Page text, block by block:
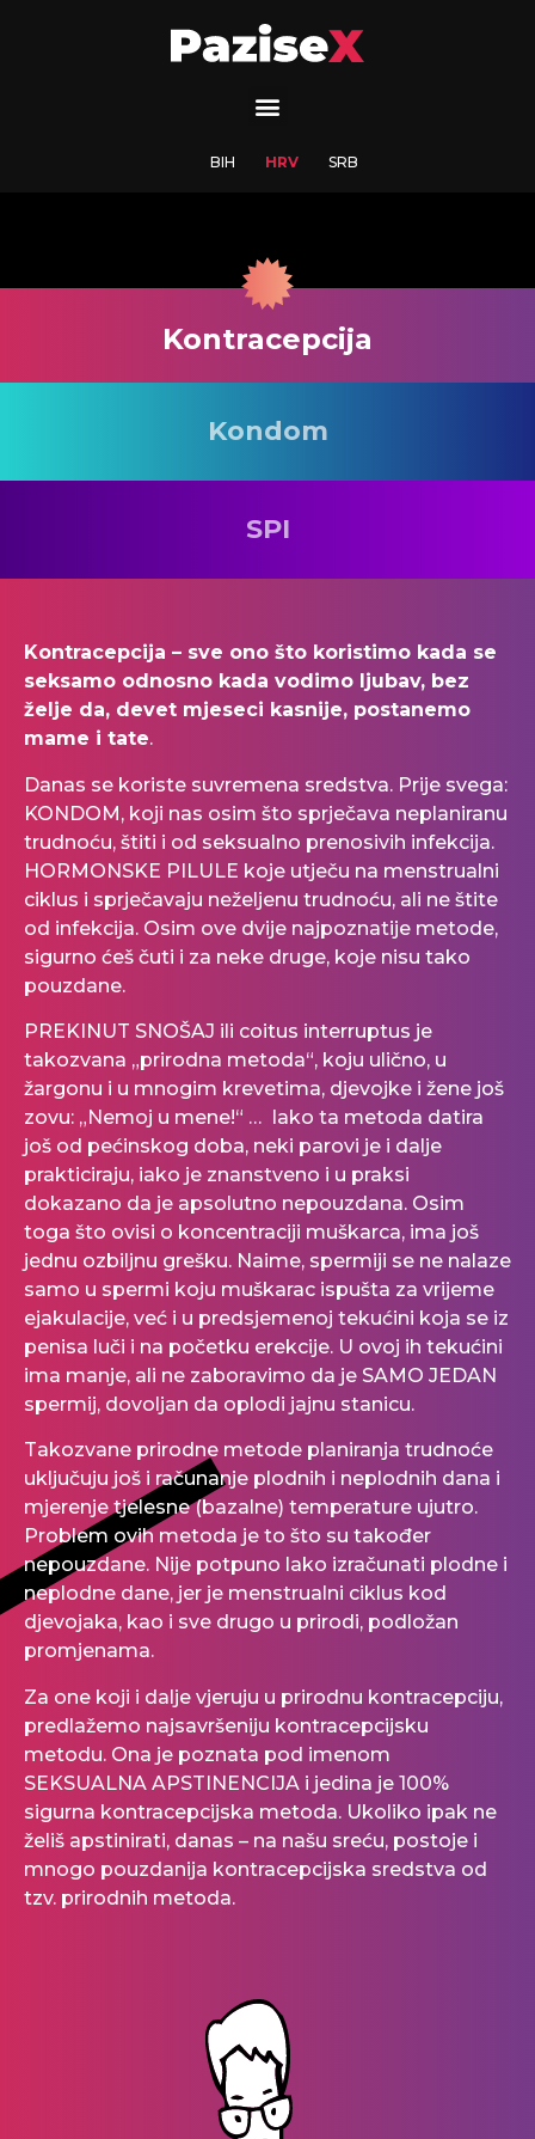
BIH HRV SRB
Kontracepcija
Kondom
SPI
Kontracepcija – sve ono što koristimo kada se
seksamo odnosno kada vodimo ljubav, bez
želje da, devet mjeseci kasnije, postanemo
mame i tate.
Danas se koriste suvremena sredstva. Prije svega:
KONDOM, koji nas osim što sprječava neplaniranu
trudnoću, štiti i od seksualno prenosivih infekcija.
HORMONSKE PILULE koje utječu na menstrualni
ciklus i sprječavaju neželjenu trudnoću, ali ne štite
od infekcija. Osim ove dvije najpoznatije metode,
sigurno ćeš čuti i za neke druge, koje nisu tako
pouzdane.
PREKINUT SNOŠAJ ili coitus interruptus je
takozvana „prirodna metoda“, koju ulično, u
žargonu i u mnogim krevetima, djevojke i žene još
zovu: „Nemoj u mene!“ … Iako ta metoda datira
još od pećinskog doba, neki parovi je i dalje
prakticiraju, iako je znanstveno i u praksi
dokazano da je apsolutno nepouzdana. Osim
toga što ovisi o koncentraciji muškarca, ima još
jednu ozbiljnu grešku. Naime, spermiji se ne nalaze
samo u spermi koju muškarac ispušta za vrijeme
ejakulacije, već i u predsjemenoj tekućini koja se iz
penisa luči i na početku erekcije. U ovoj ih tekućini
ima manje, ali ne zaboravimo da je SAMO JEDAN
spermij, dovoljan da oplodi jajnu stanicu.
Takozvane prirodne metode planiranja trudnoće
uključuju još i računanje plodnih i neplodnih dana i
mjerenje tjelesne (bazalne) temperature ujutro.
Problem ovih metoda je to što su također
nepouzdane. Nije potpuno lako izračunati plodne i
neplodne dane, jer je menstrualni ciklus kod
djevojaka, kao i sve drugo u prirodi, podložan
promjenama.
Za one koji i dalje vjeruju u prirodnu kontracepciju,
predlažemo najsavršeniju kontracepcijsku
metodu. Ona je poznata pod imenom
SEKSUALNA APSTINENCIJA i jedina je 100%
sigurna kontracepcijska metoda. Ukoliko ipak ne
želiš apstinirati, danas – na našu sreću, postoje i
mnogo pouzdanija kontracepcijska sredstva od
tzv. prirodnih metoda.